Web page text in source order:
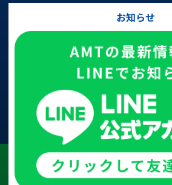
お知らせ
You’re Next
クライアントの成果を見て興
次はあなたの医院の番
お問い合わせ
LINE